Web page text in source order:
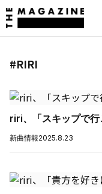
#RIRI
riri、「スキップで
新曲情報2025.8.23